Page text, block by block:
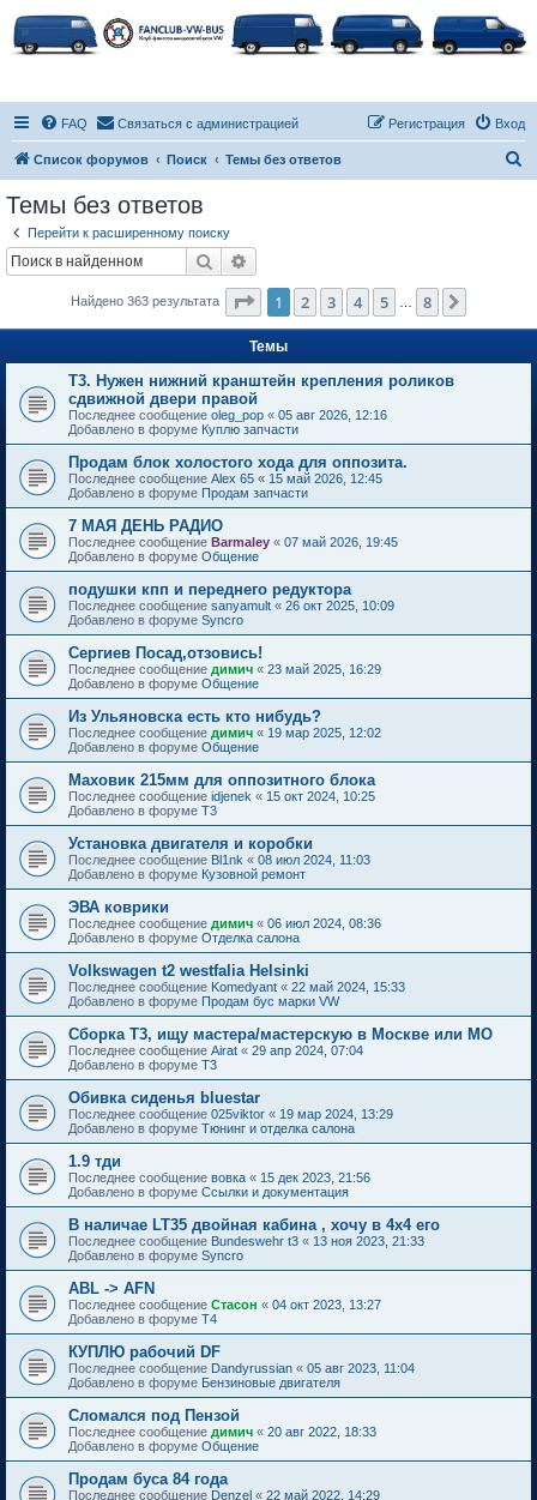
FAQ Связаться с администрацией Вход
Регистрация
Список форумов Поиск Темы без ответов
Темы без ответов
Перейти к расширенному поиску
Поиск
Найдено 363 результата Страница из
1 2 3 4 5 8
Темы
Т3. Нужен нижний кранштейн крепления роликов
сдвижной двери правой
Последнее сообщение oleg_pop « 05 авг 2026, 12:16
Добавлено в форуме Куплю запчасти
Продам блок холостого хода для оппозита.
Последнее сообщение Alex 65 « 15 май 2026, 12:45
Добавлено в форуме Продам запчасти
7 МАЯ ДЕНЬ РАДИО
Последнее сообщение Barmaley « 07 май 2026, 19:45
Добавлено в форуме Общение
подушки кпп и переднего редуктора
Последнее сообщение sanyamult « 26 окт 2025, 10:09
Добавлено в форуме Syncro
Сергиев Посад,отзовись!
Последнее сообщение димич « 23 май 2025, 16:29
Добавлено в форуме Общение
Из Ульяновска есть кто нибудь?
Последнее сообщение димич « 19 мар 2025, 12:02
Добавлено в форуме Общение
Маховик 215мм для оппозитного блока
Последнее сообщение idjenek « 15 окт 2024, 10:25
Добавлено в форуме T3
Установка двигателя и коробки
Последнее сообщение Bl1nk « 08 июл 2024, 11:03
Добавлено в форуме Кузовной ремонт
ЭВА коврики
Последнее сообщение димич « 06 июл 2024, 08:36
Добавлено в форуме Отделка салона
Volkswagen t2 westfalia Helsinki
Последнее сообщение Komedyant « 22 май 2024, 15:33
Добавлено в форуме Продам бус марки VW
Сборка Т3, ищу мастера/мастерскую в Москве или МО
Последнее сообщение Airat « 29 апр 2024, 07:04
Добавлено в форуме T3
Обивка сиденья bluestar
Последнее сообщение 025viktor « 19 мар 2024, 13:29
Добавлено в форуме Тюнинг и отделка салона
1.9 тди
Последнее сообщение вовка « 15 дек 2023, 21:56
Добавлено в форуме Ссылки и документация
В наличае LT35 двойная кабина , хочу в 4х4 его
Последнее сообщение Bundeswehr t3 « 13 ноя 2023, 21:33
Добавлено в форуме Syncro
ABL -> AFN
Последнее сообщение Стасон « 04 окт 2023, 13:27
Добавлено в форуме T4
КУПЛЮ рабочий DF
Последнее сообщение Dandyrussian « 05 авг 2023, 11:04
Добавлено в форуме Бензиновые двигателя
Сломался под Пензой
Последнее сообщение димич « 20 авг 2022, 18:33
Добавлено в форуме Общение
Продам буса 84 года
Последнее сообщение Denzel « 22 май 2022, 14:29